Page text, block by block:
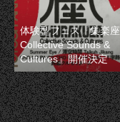
体験型フェス『集楽座
Collective Sounds &
Cultures』開催決定